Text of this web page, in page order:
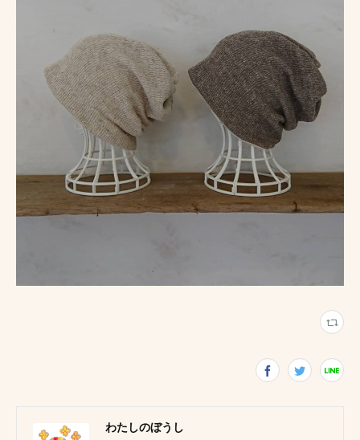
わたしのぼうし